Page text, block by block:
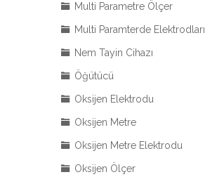
Multi Parametre Ölçer
Multi Paramterde Elektrodları
Nem Tayin Cihazı
Öğütücü
Oksijen Elektrodu
Oksijen Metre
Oksijen Metre Elektrodu
Oksijen Ölçer